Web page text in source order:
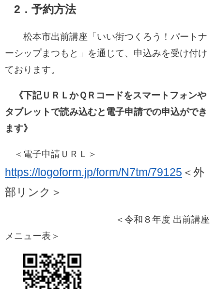
2．予約方法
松本市出前講座「いい街つくろう！パートナ
ーシップまつもと」を通じて、申込みを受け付け
ております。
《下記ＵＲＬかＱＲコードをスマートフォンや
タブレットで読み込むと電子申請での申込ができ
ます》
＜電子申請ＵＲＬ＞
https://logoform.jp/form/N7tm/79125 ＜外
部リンク＞
＜令和８年度 出前講座
メニュー表＞